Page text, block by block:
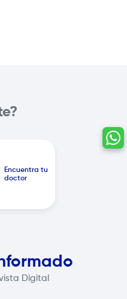
Encuentra tu
doctor
Digital